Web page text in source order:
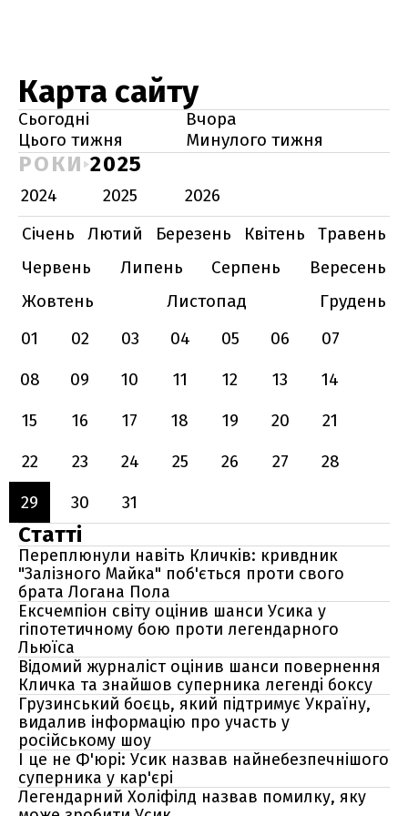
Карта сайту
Сьогодні
Вчора
Цього тижня
Минулого тижня
РОКИ 2025
2024 2025
2026
Січень
Лютий Березень Квітень
Травень
Червень
Липень Серпень
Вересень
Жовтень
Листопад
Грудень
01
02 03 04 05 06
07
08
09 10 11 12 13
14
15
16 17 18 19 20
21
22
23 24 25 26 27
28
29
30 31
Статті
Переплюнули навіть Кличків: кривдник
"Залізного Майка" поб'ється проти свого
брата Логана Пола
Ексчемпіон світу оцінив шанси Усика у
гіпотетичному бою проти легендарного
Льюїса
Відомий журналіст оцінив шанси повернення
Кличка та знайшов суперника легенді боксу
Грузинський боєць, який підтримує Україну,
видалив інформацію про участь у
російському шоу
І це не Ф'юрі: Усик назвав найнебезпечнішого
суперника у кар'єрі
Легендарний Холіфілд назвав помилку, яку